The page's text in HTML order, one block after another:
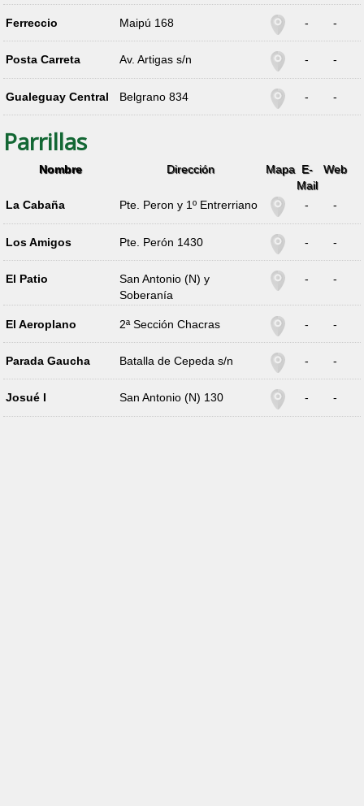
Ferreccio Maipú 168 - -
Posta Carreta Av. Artigas s/n - -
Gualeguay Central Belgrano 834 - -
Parrillas
Nombre Dirección Mapa E-
Mail
Web
La Cabaña Pte. Peron y 1º Entrerriano - -
Los Amigos Pte. Perón 1430 - -
El Patio
San Antonio (N) y
Soberanía
- -
El Aeroplano 2ª Sección Chacras - -
Parada Gaucha Batalla de Cepeda s/n - -
Josué I San Antonio (N) 130 - -